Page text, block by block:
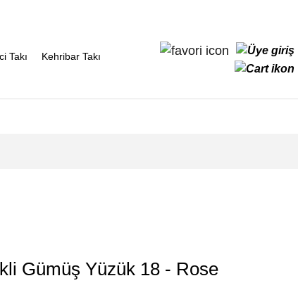
Takı Kehribar Takı
Gümüş Yüzük 18 - Rose